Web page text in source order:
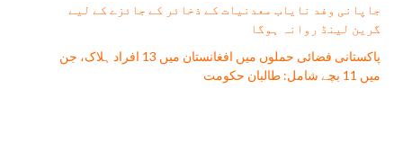
جاپانی وفد نایاب معدنیات کے ذخائر کے جائزے کے لیے
گرین لینڈ روانہ ہوگا
پاکستانی فضائی حملوں میں افغانستان میں 13 افراد ہلاک، جن
میں 11 بچے شامل: طالبان حکومت